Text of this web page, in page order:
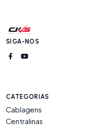
SIGA-NOS
CATEGORIAS
Cablagens
Centralinas